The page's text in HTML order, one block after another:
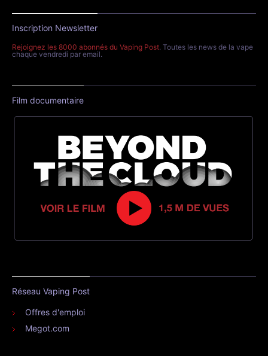
Inscription Newsletter
Rejoignez les 8000 abonnés du Vaping Post. Toutes les news de la vape
chaque vendredi par email.
Film documentaire
Réseau Vaping Post
Offres d'emploi
Megot.com